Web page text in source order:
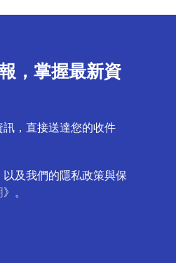
，掌握最新資
，直接送達您的收件
及我們的隱私政策與保
》。